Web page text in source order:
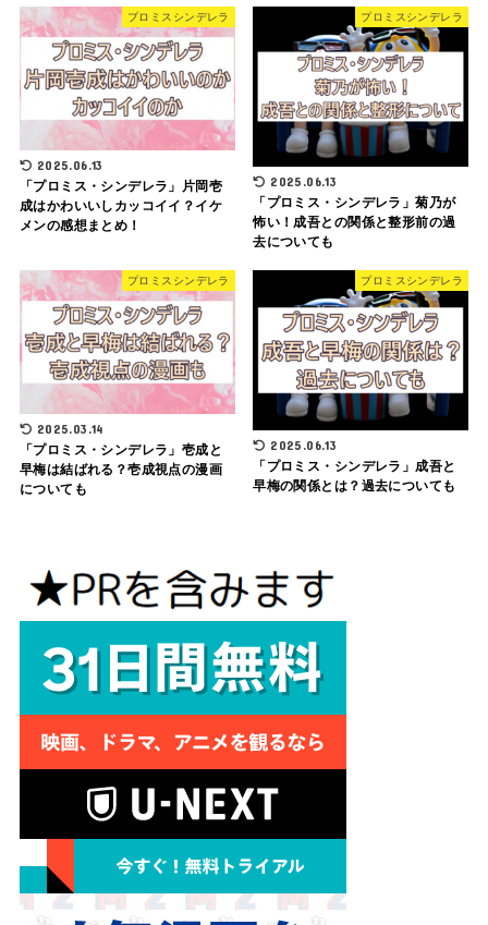
プロミスシンデレラ
2025.06.13
「プロミス・シンデレラ」片岡壱
成はかわいいしカッコイイ？イケ
メンの感想まとめ！
プロミスシンデレラ
2025.06.13
「プロミス・シンデレラ」菊乃が
怖い！成吾との関係と整形前の過
去についても
プロミスシンデレラ
2025.03.14
「プロミス・シンデレラ」壱成と
早梅は結ばれる？壱成視点の漫画
についても
プロミスシンデレラ
2025.06.13
「プロミス・シンデレラ」成吾と
早梅の関係とは？過去についても